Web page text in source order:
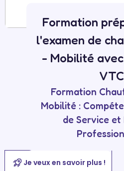
Formation
l'examen de
- Mobilité
VTC
Formation
Mobilité :
de Service et
Je veux en savoir plus !